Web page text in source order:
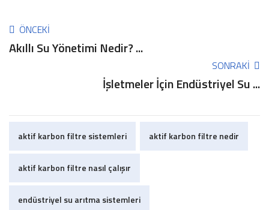
ÖNCEKI
Akıllı Su Yönetimi Nedir? ...
SONRAKI
İşletmeler İçin Endüstriyel Su ...
aktif karbon filtre sistemleri aktif karbon filtre nedir
aktif karbon filtre nasıl çalışır
endüstriyel su arıtma sistemleri